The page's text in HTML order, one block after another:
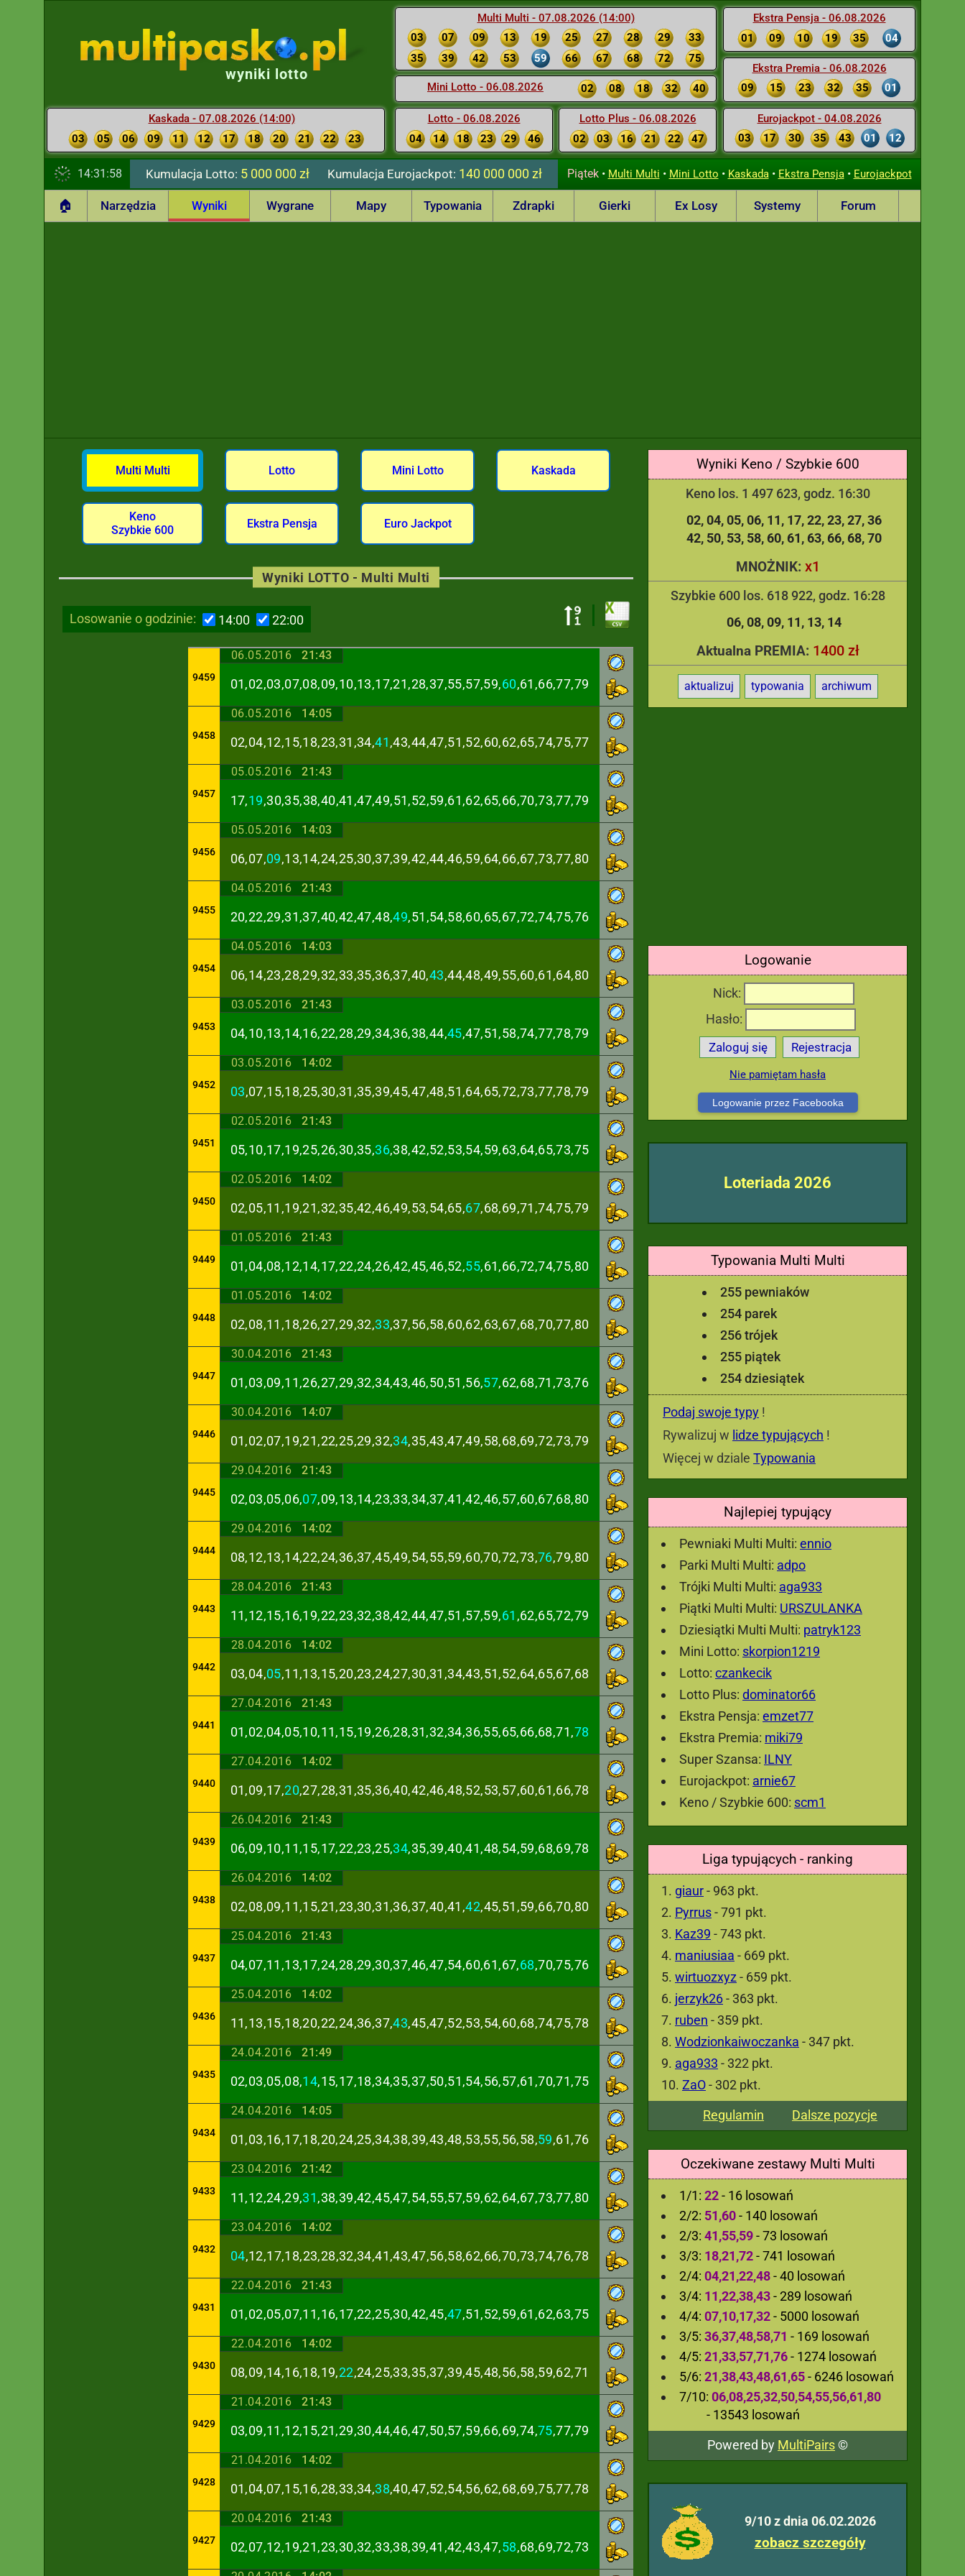
Multi Multi - 07.08.2026 (14:00)
03
07 09 13 19 25 27 28 29
33
35
39 42 53 59 66 67 68 72 75
Mini Lotto - 06.08.2026 02 08 18 32 40
Lotto - 06.08.2026
04
14 18 23 29 46
Lotto Plus - 06.08.2026
02
03 16 21 22 47
Ekstra Pensja - 06.08.2026
01
09 10 19 35 04
Ekstra Premia - 06.08.2026
09
15 23 32 35 01
Eurojackpot - 04.08.2026
03
17 30 35 43 01 12
wyniki lotto
Kaskada - 07.08.2026 (14:00)
03
05 06 09 11 12 17 18 20 21 22 23
14:31:59 Kumulacja Lotto: 5 000 000 zł KumulacjaEurojackpot: 140 000 000 zł Piątek• Multi Multi • Mini Lotto • Kaskada• Ekstra Pensja• Eurojackpot
🏠 Narzędzia Wyniki Wygrane Mapy Typowania Zdrapki Gierki Ex Losy Systemy Forum
Wyniki Keno / Szybkie 600
Keno los. 1 497 623, godz. 16:30
02 04 05 06 11 17 22 23 27 36
42 50 53 58 60 61 63 66 68 70
MNOŻNIK: x1
Szybkie 600 los. 618 922, godz. 16:28
06 08 09 11 13 14
Aktualna PREMIA: 1400 zł
aktualizuj typowania archiwum
Logowanie
Nick:
Hasło:
Zaloguj się Rejestracja
Nie pamiętam hasła
Logowanie przez Facebooka
Loteriada 2026
Typowania Multi Multi
255 pewniaków
254 parek
256 trójek
255 piątek
254 dziesiątek
Podaj swoje typy !
Rywalizuj w lidze typujących !
Więcej w dziale Typowania
Najlepiej typujący
Pewniaki Multi Multi: ennio
Parki Multi Multi: adpo
Trójki Multi Multi: aga933
Piątki Multi Multi: URSZULANKA
Dziesiątki Multi Multi: patryk123
Mini Lotto: skorpion1219
Lotto: czankecik
Lotto Plus: dominator66
Ekstra Pensja: emzet77
Ekstra Premia: miki79
Super Szansa: ILNY
Eurojackpot: arnie67
Keno / Szybkie 600: scm1
Liga typujących - ranking
giaur- 963 pkt.
Pyrrus- 791 pkt.
Kaz39 - 743 pkt.
maniusiaa - 669 pkt.
wirtuozxyz - 659 pkt.
jerzyk26- 363 pkt.
ruben - 359 pkt.
Wodzionkaiwoczanka - 347 pkt.
aga933 - 322 pkt.
ZaO- 302 pkt.
Regulamin
Dalsze pozycje
Oczekiwane zestawy Multi Multi
1/1: 22- 16 losowań
2/2: 51,60- 140 losowań
2/3: 41,55,59- 73 losowań
3/3: 18,21,72- 741 losowań
2/4: 04,21,22,48- 40 losowań
3/4: 11,22,38,43- 289 losowań
4/4: 07,10,17,32- 5000 losowań
3/5: 36,37,48,58,71 - 169 losowań
4/5: 21,33,57,71,76- 1274 losowań
5/6: 21,38,43,48,61,65- 6246 losowań
7/10: 06,08,25,32,50,54,55,56,61,80
- 13543 losowań
Powered by MultiPairs©
9/10 z dnia 06.02.2026
zobacz szczegóły
Multi Multi Lotto Mini Lotto Kaskada
Keno
Szybkie 600
Ekstra Pensja Euro Jackpot
Losowanie o godzinie: 14:00 22:00
Wyniki LOTTO - Multi Multi
9459
06.05.2016 21:43
01,02,03,07,08,09,10,13,17,21,28,37,55,57,59,60,61,66,77,79
9458
06.05.2016 14:05
02,04,12,15,18,23,31,34,41,43,44,47,51,52,60,62,65,74,75,77
9457
05.05.2016 21:43
17,19,30,35,38,40,41,47,49,51,52,59,61,62,65,66,70,73,77,79
9456
05.05.2016 14:03
06,07,09,13,14,24,25,30,37,39,42,44,46,59,64,66,67,73,77,80
9455
04.05.2016 21:43
20,22,29,31,37,40,42,47,48,49,51,54,58,60,65,67,72,74,75,76
9454
04.05.2016 14:03
06,14,23,28,29,32,33,35,36,37,40,43,44,48,49,55,60,61,64,80
9453
03.05.2016 21:43
04,10,13,14,16,22,28,29,34,36,38,44,45,47,51,58,74,77,78,79
9452
03.05.2016 14:02
03,07,15,18,25,30,31,35,39,45,47,48,51,64,65,72,73,77,78,79
9451
02.05.2016 21:43
05,10,17,19,25,26,30,35,36,38,42,52,53,54,59,63,64,65,73,75
9450
02.05.2016 14:02
02,05,11,19,21,32,35,42,46,49,53,54,65,67,68,69,71,74,75,79
9449
01.05.2016 21:43
01,04,08,12,14,17,22,24,26,42,45,46,52,55,61,66,72,74,75,80
9448
01.05.2016 14:02
02,08,11,18,26,27,29,32,33,37,56,58,60,62,63,67,68,70,77,80
9447
30.04.2016 21:43
01,03,09,11,26,27,29,32,34,43,46,50,51,56,57,62,68,71,73,76
9446
30.04.2016 14:07
01,02,07,19,21,22,25,29,32,34,35,43,47,49,58,68,69,72,73,79
9445
29.04.2016 21:43
02,03,05,06,07,09,13,14,23,33,34,37,41,42,46,57,60,67,68,80
9444
29.04.2016 14:02
08,12,13,14,22,24,36,37,45,49,54,55,59,60,70,72,73,76,79,80
9443
28.04.2016 21:43
11,12,15,16,19,22,23,32,38,42,44,47,51,57,59,61 ,62,65,72,79
9442
28.04.2016 14:02
03,04,05,11,13,15,20,23,24,27,30,31,34,43,51,52,64,65,67,68
9441
27.04.2016 21:43
01,02,04,05,10,11,15,19,26,28,31,32,34,36,55,65,66,68,71,78
9440
27.04.2016 14:02
01,09,17,20,27,28,31,35,36,40,42,46,48,52,53,57,60,61,66,78
9439
26.04.2016 21:43
06,09,10,11,15,17,22,23,25,34,35,39,40,41,48,54,59,68,69,78
9438
26.04.2016 14:02
02,08,09,11,15,21,23,30,31,36,37,40,41,42,45,51,59,66,70,80
9437
25.04.2016 21:43
04,07,11,13,17,24,28,29,30,37,46,47,54,60,61,67,68,70,75,76
9436
25.04.2016 14:02
11,13,15,18,20,22,24,36,37,43,45,47,52,53,54,60,68,74,75,78
9435
24.04.2016 21:49
02,03,05,08,14,15,17,18,34,35,37,50,51,54,56,57,61,70,71,75
9434
24.04.2016 14:05
01,03,16,17,18,20,24,25,34,38,39,43,48,53,55,56,58,59,61,76
9433
23.04.2016 21:42
11,12,24,29,31,38,39,42,45,47,54,55,57,59,62,64,67,73,77,80
9432
23.04.2016 14:02
04,12,17,18,23,28,32,34,41,43,47,56,58,62,66,70,73,74,76,78
9431
22.04.2016 21:43
01,02,05,07,11,16,17,22,25,30,42,45,47,51,52,59,61,62,63,75
9430
22.04.2016 14:02
08,09,14,16,18,19,22,24,25,33,35,37,39,45,48,56,58,59,62,71
9429
21.04.2016 21:43
03,09,11,12,15,21,29,30,44,46,47,50,57,59,66,69,74,75,77,79
9428
21.04.2016 14:02
01,04,07,15,16,28,33,34,38,40,47,52,54,56,62,68,69,75,77,78
9427
20.04.2016 21:43
02,07,12,19,21,23,30,32,33,38,39,41,42,43,47,58,68,69,72,73